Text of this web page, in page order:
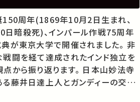
150周年(1869年10月2日生まれ、
暗殺死)、インパール作戦75周年
が東京大学で開催されました。 非
闘を経て達成されたインド独立を
振り返ります。 日本山妙法寺
藤井日達上人とガンディーの交流
戦という出来事から、ガンディーと